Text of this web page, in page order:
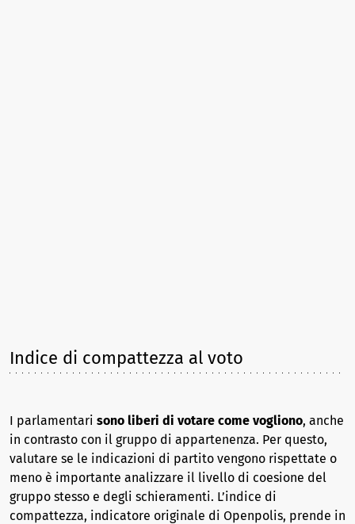
Indice di compattezza al voto
I parlamentari sono liberi di votare come vogliono, anche
in contrasto con il gruppo di appartenenza. Per questo,
valutare se le indicazioni di partito vengono rispettate o
meno è importante analizzare il livello di coesione del
gruppo stesso e degli schieramenti. L’indice di
compattezza, indicatore originale di Openpolis, prende in